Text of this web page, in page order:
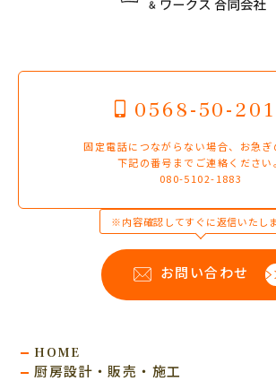
0568-50-
固定電話につながらない場合、お急ぎ
下記の番号までご連絡ください
080-5102-1883
※内容確認してすぐに返信いたし
お問い合わせ
HOME
厨房設計・販売・施工